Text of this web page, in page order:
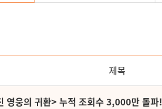
제목
영웅의 귀환> 누적 조회수 3,000만 돌파!